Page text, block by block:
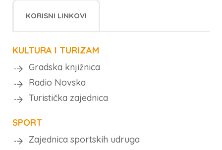
KORISNI LINKOVI
KULTURA I TURIZAM
Gradska knjižnica
Radio Novska
Turistička zajednica
SPORT
Zajednica sportskih udruga